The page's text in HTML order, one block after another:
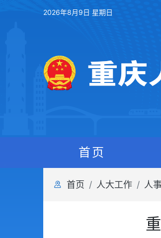
2026年8月9日 星期日
首页
首页 人大工作 人